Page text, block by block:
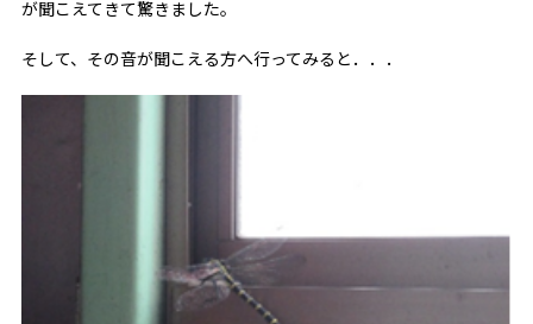
が聞こえてきて驚きました。
そして、その音が聞こえる方へ行ってみると．．．